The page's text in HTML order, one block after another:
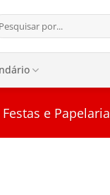
Festas e Papelaria